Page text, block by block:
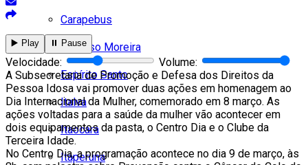
Carapebus
Cardoso Moreira
Espírito Santo
Italva
Itaocara
Itaperuna
▶️ Play ⏸️ Pause
Velocidade:
Volume:
A Subsecretaria de Promoção e Defesa dos Direitos da
Pessoa Idosa vai promover duas ações em homenagem ao
Dia Internacional da Mulher, comemorado em 8 março. As
ações voltadas para a saúde da mulher vão acontecer em
dois equipamentos da pasta, o Centro Dia e o Clube da
Terceira Idade.
No Centro Dia, a programação acontece no dia 9 de março, às